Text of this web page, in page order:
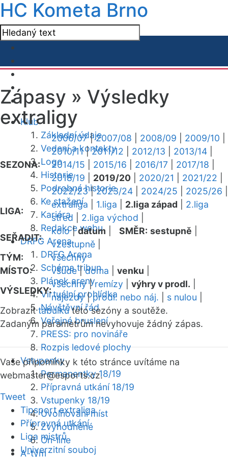
HC Kometa Brno
Klub
Základní údaje
Vedení a kontakty
Logo
Historie
Podrobná historie
Ke stažení
Kariéra
Redakce webu
DRFG Arena
DRFG Arena
Schéma tribun
Plánek areny
Virtuální prohlídka
Návštěvní řád
Veřejné bruslení
PRESS: pro novináře
Rozpis ledové plochy
Vstupenky
Permanentky 18/19
Přípravná utkání 18/19
Vstupenky 18/19
Uvolňování míst
Zvýhodněné
On-line
A-tým
Zápasy » Výsledky
extraligy
SEZONA:
2006/07|2007/08 2008/09 2009/10
2010/11|2011/12 2012/13 2013/14
2014/15
2015/16 2016/17 2017/18
2018/19
2019/20 2020/21 2021/22
2022/23|2023/24 2024/25 2025/26
LIGA:
extraliga 1.liga 2.liga západ
2.liga
střed
2.liga východ
SEŘADIT:
kolo|datum SMĚR: sestupně
vzestupně
TÝM:
všechny
MÍSTO:
všude|doma venku
VÝSLEDKY:
všechny|remízy výhry v prodl.
nájezdy|prodl. nebo náj. s nulou
Zobrazittabulkutéto sezóny a soutěže.
Zadaným parametrům nevyhovuje žádný zápas.
Vaše připomínky k této stránce uvítáme na
webmaster@esports.cz.
Tweet
Tipsport extraliga
Přípravná utkání
Liga mistrů
Univerzitní souboj